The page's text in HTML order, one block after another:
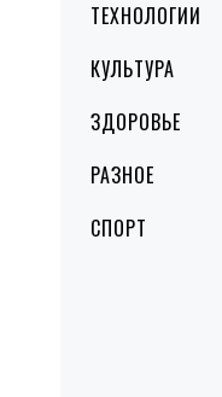
ТЕХНОЛОГИИ
КУЛЬТУРА
ЗДОРОВЬЕ
РАЗНОЕ
СПОРТ